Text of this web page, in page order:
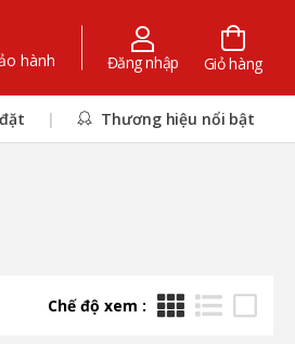
hành
Đăng nhập Giỏ hàng
| Thương hiệu nổi bật
Chế độ xem :